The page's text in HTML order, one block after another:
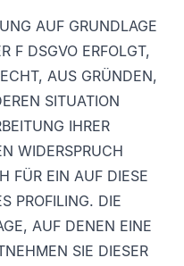
AUF GRUNDLAGE
F DSGVO ERFOLGT,
AUS GRÜNDEN,
SITUATION
IHRER
WIDERSPRUCH
FÜR EIN AUF DIESE
PROFILING. DIE
AUF DENEN EINE
SIE DIESER